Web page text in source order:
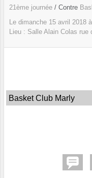
21ème journée / Contre
Le dimanche 15 avril 2018
Lieu : Salle Alain Colas rue
Basket Club Marly